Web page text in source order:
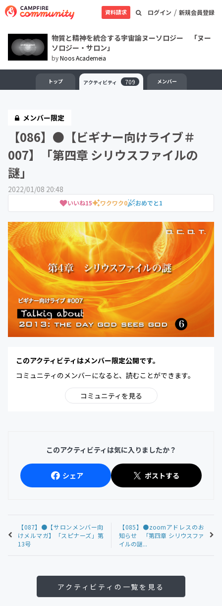
ログイン / 新規会員登録
資料請求
物質と精神を統合する宇宙論ヌーソロジー 「ヌー
ソロジー・サロン」
byNoos Academeia
トップ アクティビティ 709 メンバー
メンバー限定
【086】●【ビギナー向けライブ＃
007】「第四章 シリウスファイルの
謎」
2022/01/08 20:48
いいね15 ワクワク0 おめでと1
このアクティビティはメンバー限定公開です。
コミュニティのメンバーになると、読むことができます。
コミュニティを見る
このアクティビティは気に入りましたか？
シェア ポストする
【087】●【サロンメンバー向
けメルマガ】「スピナーズ」第
13号
【085】●zoomアドレスのお
知らせ 「第四章 シリウスファ
イルの謎...
アクティビティの一覧を見る